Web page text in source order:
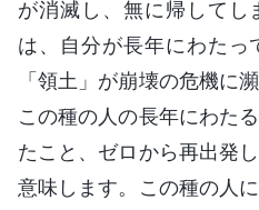
が消滅し、無に帰してし
は、自分が長年にわたっ
「領土」が崩壊の危機に
この種の人の長年にわた
たこと、ゼロから再出発
意味します。この種の人